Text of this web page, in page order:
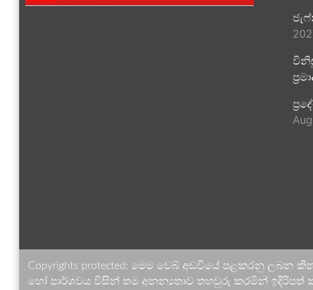
Copyrights protected: මෙම වෙබ් අඩවියේ පළකරනු
හෝ පාර්ශවය විසින් තම අනන්‍යතාව තහවුරු කරමින් ඉදිරිපත්